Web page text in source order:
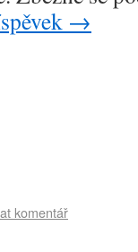
→
komentář